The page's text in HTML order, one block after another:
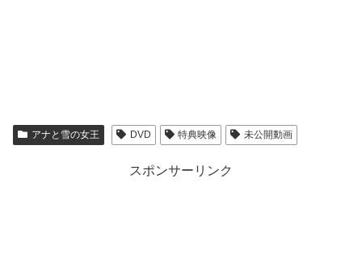
アナと雪の女王 DVD 特典映像 未公開動画
スポンサーリンク